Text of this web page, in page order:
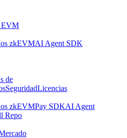
EVM
zkEVMAI Agent SDK
de
SeguridadLicencias
zkEVMPay SDKAI Agent
Repo